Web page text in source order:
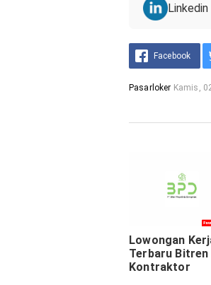
Linkedin
Facebook
Pasarloker Kamis,
Lowongan
Terbaru Bitren
Kontraktor